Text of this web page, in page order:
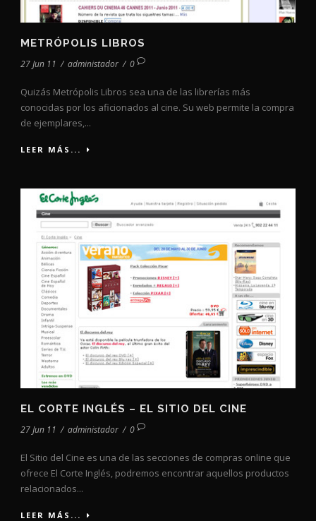
METRÓPOLIS LIBROS
27 Jun 11 / administador / 0
Quizás Metrópolis Libros sea una de las librerías más
conocidas por los aficionados al cine. Su web permite la compra
de ejemplares,...
LEER MÁS...
EL CORTE INGLÉS – EL SITIO DEL CINE
27 Jun 11 / administador / 0
El Sitio del Cine es una de las secciones de compras online que
ofrece El Corte Inglés, podremos encontrar aquellos productos
relacionados...
LEER MÁS...